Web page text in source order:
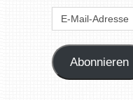
Abonnieren